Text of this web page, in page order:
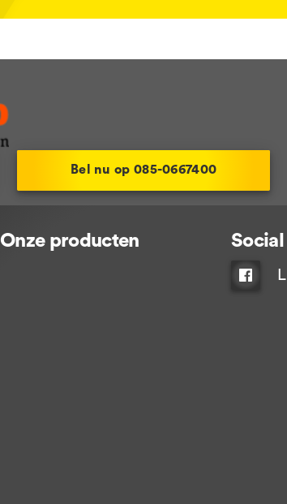
Bel nu op 085-0667400
Onze producten